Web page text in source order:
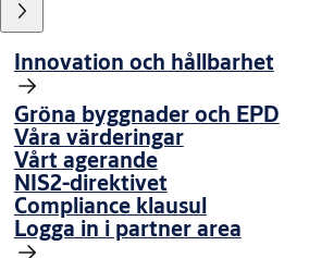
Innovation och hållbarhet
Gröna byggnader och EPD
Våra värderingar
Vårt agerande
NIS2-direktivet
Compliance klausul
Logga in i partner area